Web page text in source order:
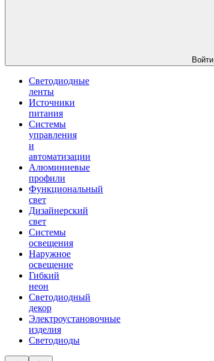
Войти
Светодиодные
ленты
Источники
питания
Системы
управления
и
автоматизации
Алюминиевые
профили
Функциональный
свет
Дизайнерский
свет
Системы
освещения
Наружное
освещение
Гибкий
неон
Светодиодный
декор
Электроустановочные
изделия
Светодиоды